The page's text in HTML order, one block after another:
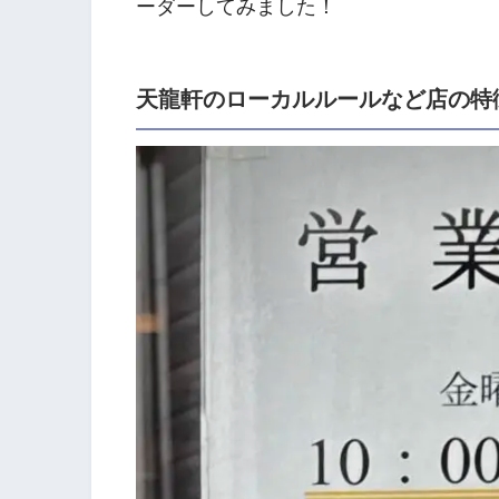
ーダーしてみました！
天龍軒のローカルルールなど店の特